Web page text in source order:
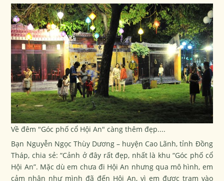
Về đêm "Góc phố cổ Hội An" càng thêm đẹp....
Bạn Nguyễn Ngọc Thùy Dương – huyện Cao Lãnh, tỉnh Đồng
Tháp, chia sẻ: “Cảnh ở đây rất đẹp, nhất là khu “Góc phố cổ
Hội An”. Mặc dù em chưa đi Hội An nhưng qua mô hình, em
cảm nhận như mình đã đến Hội An, vì em được trạm vào